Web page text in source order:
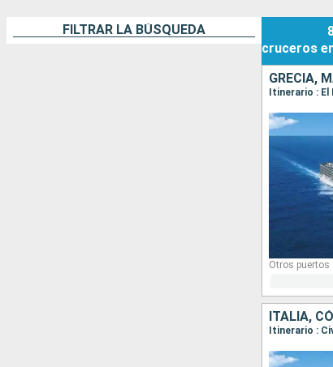
FILTRAR LA BÚSQUEDA
cruceros
GRECIA,
Itinerario :
Otros puertos
ITALIA,